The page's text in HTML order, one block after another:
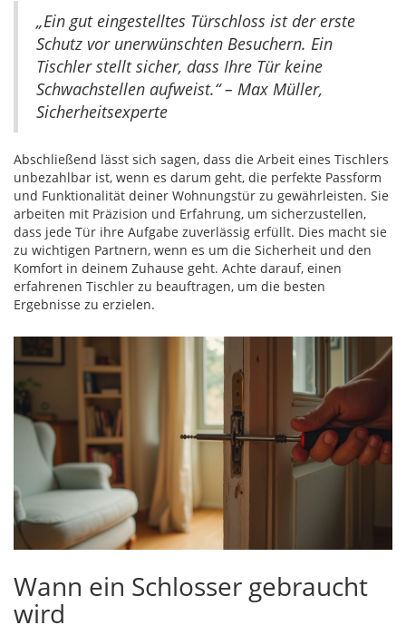
„Ein gut eingestelltes Türschloss ist der erste
Schutz vor unerwünschten Besuchern. Ein
Tischler stellt sicher, dass Ihre Tür keine
Schwachstellen aufweist.“ – Max Müller,
Sicherheitsexperte
Abschließend lässt sich sagen, dass die Arbeit eines Tischlers
unbezahlbar ist, wenn es darum geht, die perfekte Passform
und Funktionalität deiner Wohnungstür zu gewährleisten. Sie
arbeiten mit Präzision und Erfahrung, um sicherzustellen,
dass jede Tür ihre Aufgabe zuverlässig erfüllt. Dies macht sie
zu wichtigen Partnern, wenn es um die Sicherheit und den
Komfort in deinem Zuhause geht. Achte darauf, einen
erfahrenen Tischler zu beauftragen, um die besten
Ergebnisse zu erzielen.
Wann ein Schlosser gebraucht
wird